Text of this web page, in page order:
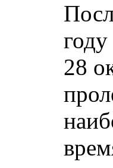
28